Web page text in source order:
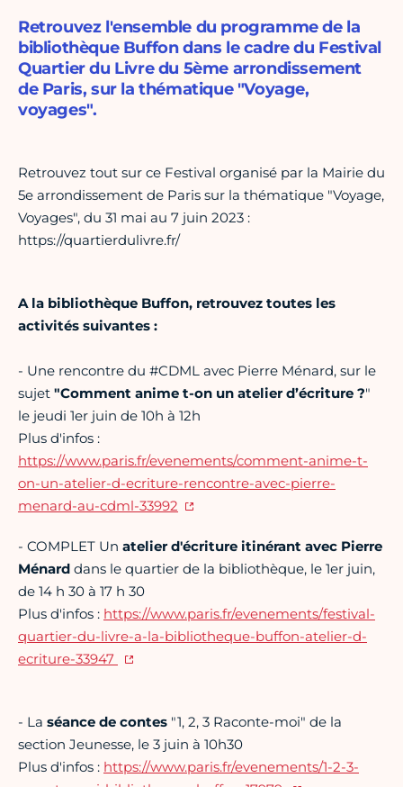
Retrouvez l'ensemble du programme de la
bibliothèque Buffon dans le cadre du Festival
Quartier du Livre du 5ème arrondissement
de Paris, sur la thématique "Voyage,
voyages".
Retrouvez tout sur ce Festival organisé par la Mairie du
5e arrondissement de Paris sur la thématique "Voyage,
Voyages", du 31 mai au 7 juin 2023 :
https://quartierdulivre.fr/
A la bibliothèque Buffon, retrouvez toutes les
activités suivantes :
- Une rencontre du #CDML avec Pierre Ménard, sur le
sujet "Comment anime t-on un atelier d’écriture ?"
le jeudi 1er juin de 10h à 12h
Plus d'infos :
https://www.paris.fr/evenements/comment-anime-t-
on-un-atelier-d-ecriture-rencontre-avec-pierre-
menard-au-cdml-33992
- COMPLET Un atelier d'écriture itinérant avec Pierre
Ménard dans le quartier de la bibliothèque, le 1er juin,
de 14 h 30 à 17 h 30
Plus d'infos : https://www.paris.fr/evenements/festival-
quartier-du-livre-a-la-bibliotheque-buffon-atelier-d-
ecriture-33947
- La séance de contes "1, 2, 3 Raconte-moi" de la
section Jeunesse, le 3 juin à 10h30
Plus d'infos : https://www.paris.fr/evenements/1-2-3-